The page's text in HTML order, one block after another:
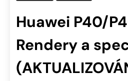
Huawei P40/
Rendery a